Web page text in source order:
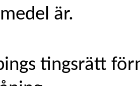
är.
tingsrätt